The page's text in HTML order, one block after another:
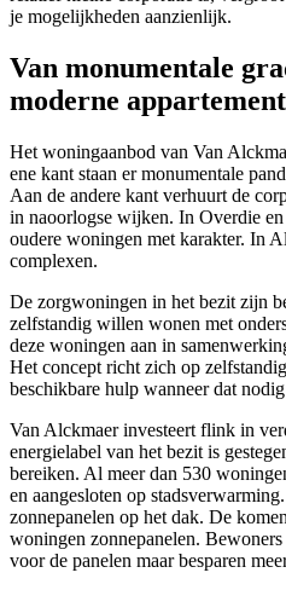
je mogelijkheden aanzienlijk.
Van monumentale
moderne
Het woningaanbod van Van
ene kant staan er monumentale
Aan de andere kant verhuurt de
in naoorlogse wijken. In Overdie en
oudere woningen met karakter. In
complexen.
De zorgwoningen in het bezit zijn
zelfstandig willen wonen met
deze woningen aan in
Het concept richt zich op
beschikbare hulp wanneer dat
Van Alckmaer investeert flink in
energielabel van het bezit is
bereiken. Al meer dan 530
en aangesloten op
zonnepanelen op het dak. De
woningen zonnepanelen.
voor de panelen maar besparen